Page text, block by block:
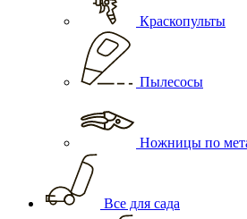
Краскопульты
Пылесосы
Ножницы по
Все для сада